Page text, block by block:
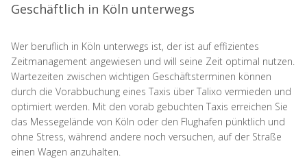
Geschäftlich in Köln unterwegs
Wer beruflich in Köln unterwegs ist, der ist auf effizientes
Zeitmanagement angewiesen und will seine Zeit optimal nutzen.
Wartezeiten zwischen wichtigen Geschäftsterminen können
durch die Vorabbuchung eines Taxis über Talixo vermieden und
optimiert werden. Mit den vorab gebuchten Taxis erreichen Sie
das Messegelände von Köln oder den Flughafen pünktlich und
ohne Stress, während andere noch versuchen, auf der Straße
einen Wagen anzuhalten.